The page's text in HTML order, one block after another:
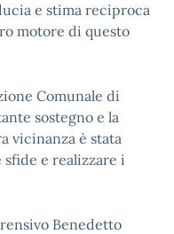
e stima reciproca
motore di questo
Comunale di
sostegno e la
vicinanza è stata
e realizzare i
Benedetto